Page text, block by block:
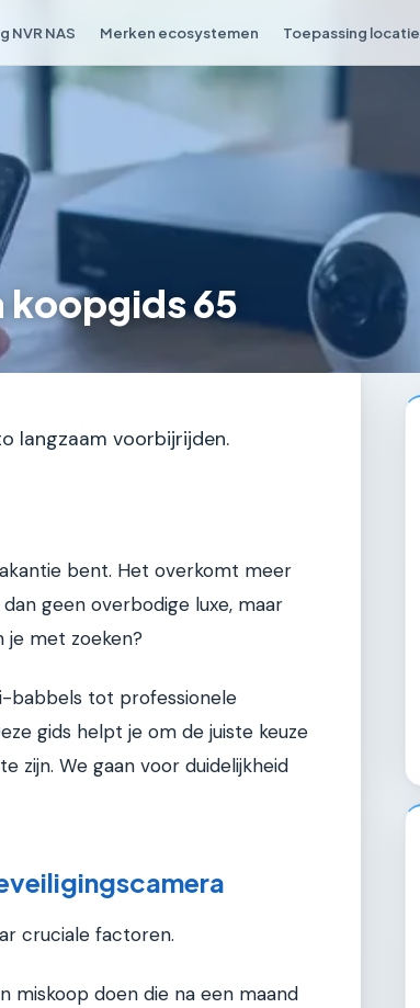
NVR NAS Merken ecosystemen Toepassing locatie
koopgids 65
langzaam voorbijrijden.
bent. Het overkomt meer
geen overbodige luxe, maar
je met zoeken?
babbels tot professionele
gids helpt je om de juiste keuze
zijn. We gaan voor duidelijkheid
cruciale factoren.
miskoop doen die na een maand